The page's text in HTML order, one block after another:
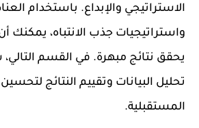
الاستراتيجي والإبداع. باستخدام
واستراتيجيات جذب الانتباه، يمكنك
يحقق نتائج مبهرة. في القسم التالي،
تحليل البيانات وتقييم النتائج
المستقبلية.